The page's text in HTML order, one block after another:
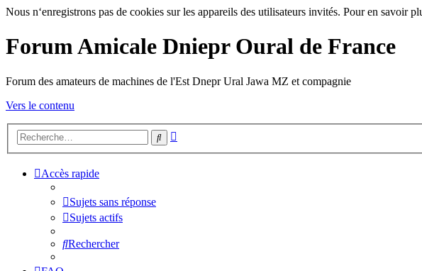
Nous n‘enregistrons pas de cookies sur les appareils des utilisateurs invités. Pour en savoir
Forum Amicale Dniepr Oural de France
Forum des amateurs de machines de l'Est Dnepr Ural Jawa MZ et compagnie
Vers le contenu
Rechercher
Accès rapide
Sujets sans réponse
Sujets actifs
Rechercher